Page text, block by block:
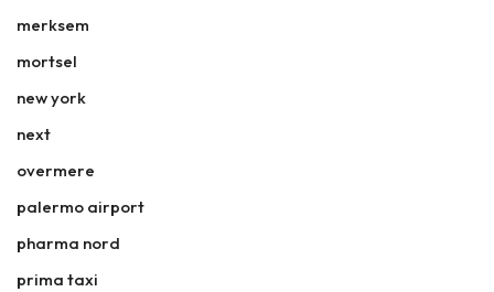
merksem
mortsel
new york
next
overmere
palermo airport
pharma nord
prima taxi